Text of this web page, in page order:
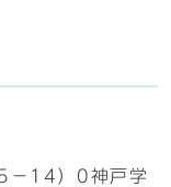
14）0神戸学